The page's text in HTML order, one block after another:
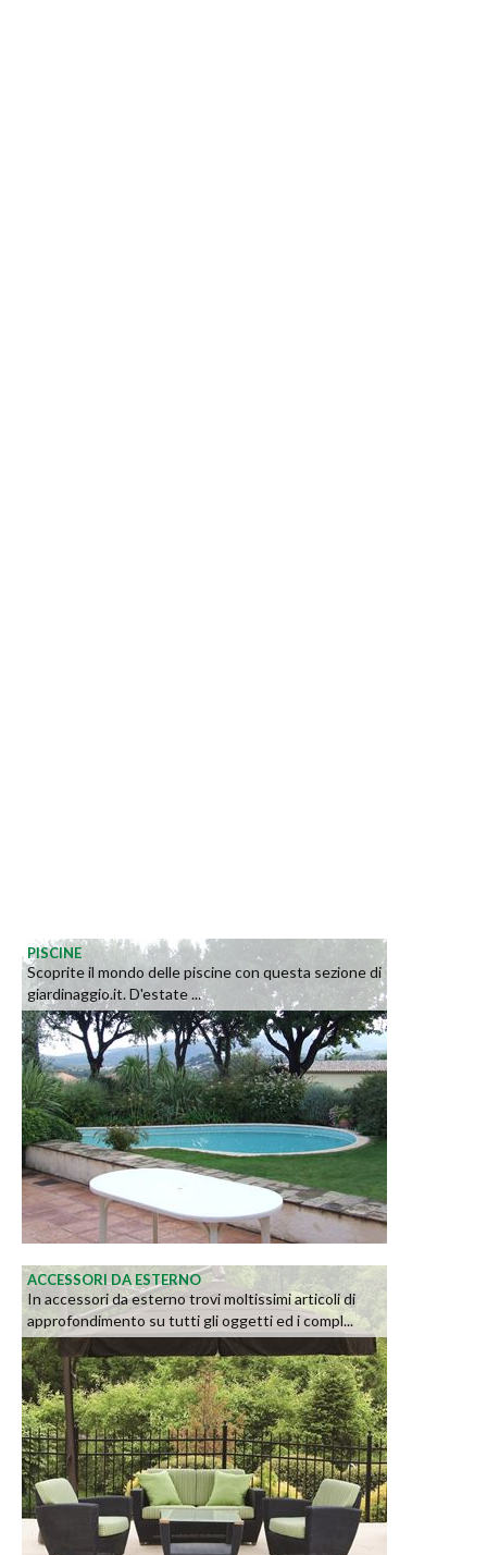
PISCINE
Scoprite il mondo delle piscine con questa sezione di
giardinaggio.it. D'estate ...
ACCESSORI DA ESTERNO
In accessori da esterno trovi moltissimi articoli di
approfondimento su tutti gli oggetti ed i compl...